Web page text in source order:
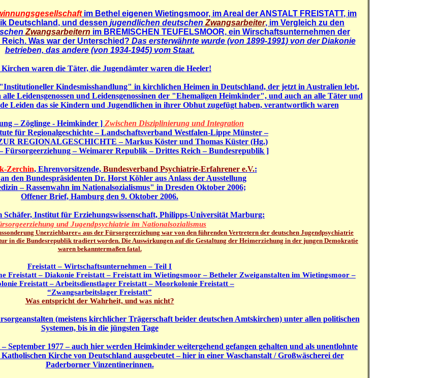
im Bethel eigenen Wietingsmoor, im Areal derANSTALT FREISTATT, im
Deutschland , und dessen jugendlichen deutschen Zwangsarbeiter, im Vergleich zu den
Zwangsarbeitern im BREMISCHEN TEUFELSMOOR, ein Wirschaftsunternehmen der
Reich. Was war der Unterschied? Das ersterwähnte wurde (von 1899-1991) von der Diakonie
betrieben, das andere (von 1934-1945) vom Staat.
Kirchen waren die Täter, die Jugendämter waren die Heeler!
Kindesmisshandlung" in kirchlichen Heimen in Deutschland, der jetzt in Australien lebt,
Leidensgenossen und Leidensgenossinen der "Ehemaligen Heimkinder", und auch an alle Täter und
Leiden das sie Kindern und Jugendlichen in ihrer Obhut zugefügt haben, verantwortlich waren
– Zöglinge - Heimkinder ] Zwischen Disziplinierung und Integration
für Regionalgeschichte – Landschaftsverband Westfalen-Lippe Münster –
REGIONALGESCHICHTE – Markus Köster und Thomas Küster (Hg.)
Fürsorgeerziehung – Weimarer Republik – Drittes Reich – Bundesrepublik ]
Zerchin, Ehrenvorsitzende, Bundesverband Psychiatrie-Erfahrener e.V.:
den Bundespräsidenten Dr. Horst Köhler aus Anlass der Ausstellung
– Rassenwahn im Nationalsozialismus" in Dresden Oktober 2006;
Offener Brief, Hamburg den 9. Oktober 2006.
Schäfer, Institut für Erziehungswissenschaft, Philipps-Universität Marburg:
und Jugendpsychiatrie im Nationalsozialismus
Unerziehbarer« aus der Fürsorgeerziehung war von den führenden Vertretern der deutschen Jugendpsychiatrie
in die Bundesrepublik tradiert worden. Die Auswirkungen auf die Gestaltung der Heimerziehung in der jungen Demokratie
waren bekanntermaßen fatal.
Freistatt – Wirtschaftsunternehmen – Teil I
Freistatt – Diakonie Freistatt – Freistatt im Wietingsmoor – Betheler Zweiganstalten im Wietingsmoor –
Freistatt – Arbeitsdienstlager Freistatt – Moorkolonie Freistatt –
“Zwangsarbeitslager Freistatt”
Was entspricht der Wahrheit, und was nicht?
(meistens kirchlicher Trägerschaft beider deutschen Amtskirchen) unter allen politischen
Systemen, bis in die jüngsten Tage
1977 – auch hier werden Heimkinder weitergehend gefangen gehalten und als unentlohnte
Kirche von Deutschland ausgebeutet – hier in einer Waschanstalt / Großwäscherei der
Paderborner Vinzentinerinnen.